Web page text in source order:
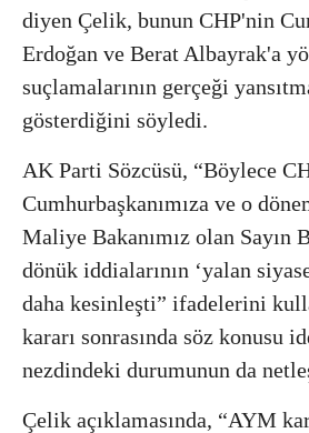
diyen Çelik, bunun CHP'nin
Erdoğan ve Berat Albayrak'a
suçlamalarının gerçeği
gösterdiğini söyledi.
AK Parti Sözcüsü, “Böylece
Cumhurbaşkanımıza ve o
Maliye Bakanımız olan Sayın
dönük iddialarının ‘yalan
daha kesinleşti” ifadelerini
kararı sonrasında söz konusu
nezdindeki durumunun da
Çelik açıklamasında, “AYM